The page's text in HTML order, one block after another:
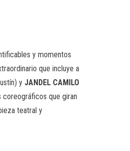
y momentos
que incluye a
y JANDEL CAMILO
que giran
teatral y